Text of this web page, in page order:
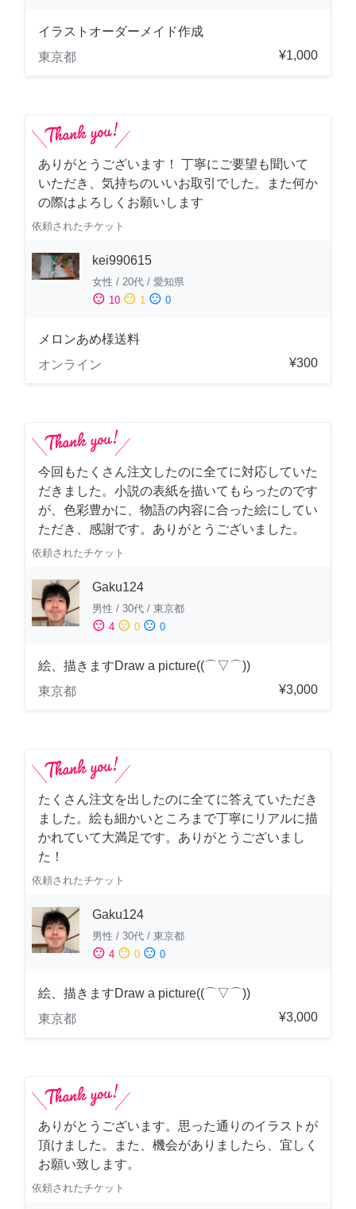
イラストオーダーメイド作成
東京都
¥1,000
ありがとうございます！ 丁寧にご要望も聞いて
いただき、気持ちのいいお取引でした。また何か
の際はよろしくお願いします
依頼されたチケット
kei990615
女性 / 20代 / 愛知県
sentiment_satisfied 10 sentiment_neutral 1 sentiment_dissatisfied 0
メロンあめ様送料
オンライン
¥300
今回もたくさん注文したのに全てに対応していた
だきました。小説の表紙を描いてもらったのです
が、色彩豊かに、物語の内容に合った絵にしてい
ただき、感謝です。ありがとうございました。
依頼されたチケット
Gaku124
男性 / 30代 / 東京都
sentiment_satisfied 4 sentiment_neutral 0 sentiment_dissatisfied 0
絵、描きますDraw a picture((⌒▽⌒))
東京都
¥3,000
たくさん注文を出したのに全てに答えていただき
ました。絵も細かいところまで丁寧にリアルに描
かれていて大満足です。ありがとうございまし
た！
依頼されたチケット
Gaku124
男性 / 30代 / 東京都
sentiment_satisfied 4 sentiment_neutral 0 sentiment_dissatisfied 0
絵、描きますDraw a picture((⌒▽⌒))
東京都
¥3,000
ありがとうございます。思った通りのイラストが
頂けました。また、機会がありましたら、宜しく
お願い致します。
依頼されたチケット